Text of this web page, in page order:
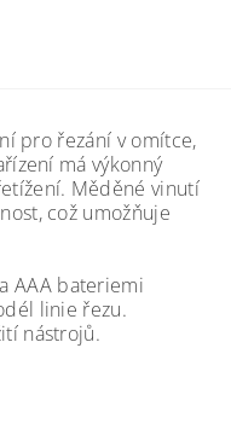
pro řezání v omítce,
má výkonný
Měděné vinutí
což umožňuje
AAA bateriemi
linie řezu.
nástrojů.